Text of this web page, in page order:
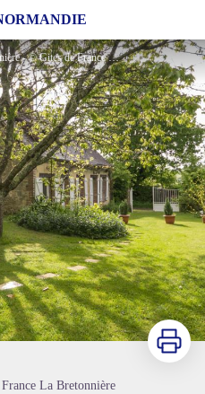
Gîtes de France La Bretonnière - © Gites de France Orne
Imprimer
La Bretonnière